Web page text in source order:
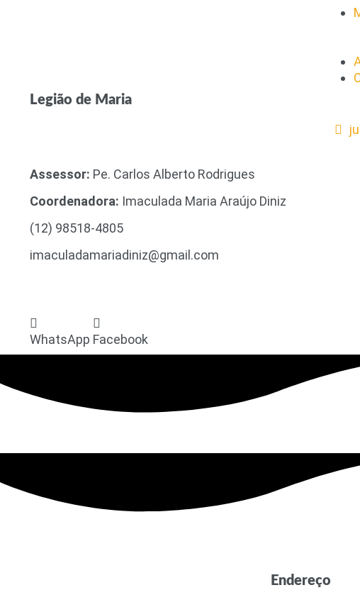
Legião de Maria
Assessor: Pe. Carlos Alberto Rodrigues
Coordenadora: Imaculada Maria Araújo Diniz
(12) 98518-4805
imaculadamariadiniz@gmail.com
WhatsApp Facebook
Endereço